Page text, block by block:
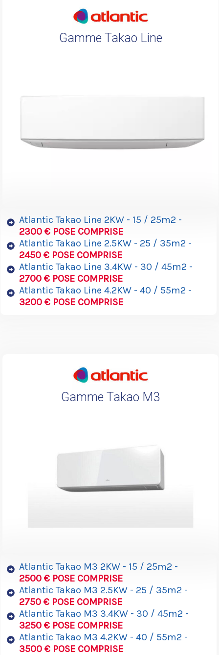
Gamme Takao Line
Atlantic Takao Line 2KW - 15 / 25m2 -
2300 € POSE COMPRISE
Atlantic Takao Line 2.5KW - 25 / 35m2 -
2450 € POSE COMPRISE
Atlantic Takao Line 3.4KW - 30 / 45m2 -
2700 € POSE COMPRISE
Atlantic Takao Line 4.2KW - 40 / 55m2 -
3200 € POSE COMPRISE
Gamme Takao M3
Atlantic Takao M3 2KW - 15 / 25m2 -
2500 € POSE COMPRISE
Atlantic Takao M3 2.5KW - 25 / 35m2 -
2750 € POSE COMPRISE
Atlantic Takao M3 3.4KW - 30 / 45m2 -
3250 € POSE COMPRISE
Atlantic Takao M3 4.2KW - 40 / 55m2 -
3500 € POSE COMPRISE